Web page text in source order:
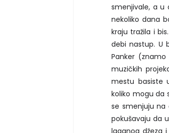
smenjivale, a u
nekoliko dana
kraju tražila i
debi nastup. U
Panker
muzičkih
mestu basiste
koliko mogu da
se smenjuju na
pokušavaju da
laganog džeza